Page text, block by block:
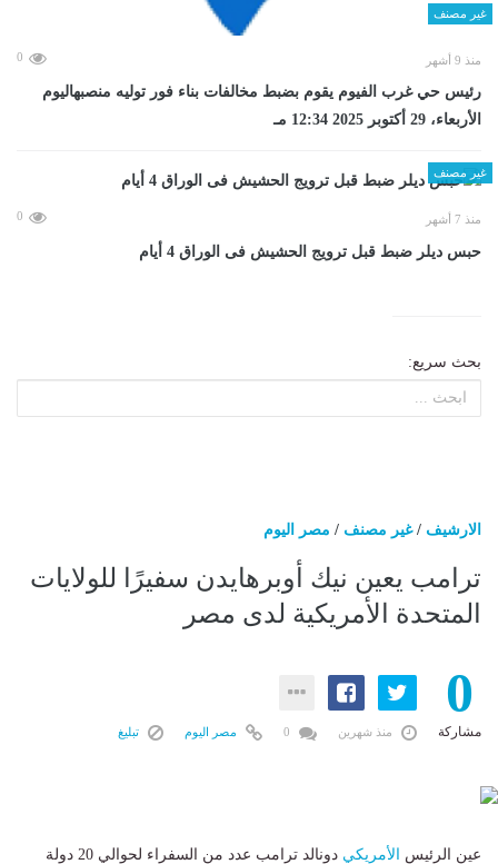
غير مصنف
منذ 9 أشهر 0
رئيس حي غرب الفيوم يقوم بضبط مخالفات بناء فور توليه منصبهاليوم
الأربعاء، 29 أكتوبر 2025 12:34 مـ
غير مصنف
منذ 7 أشهر 0
حبس ديلر ضبط قبل ترويج الحشيش فى الوراق 4 أيام
بحث سريع:
الارشيف /غير مصنف / مصر اليوم
ترامب يعين نيك أوبرهايدن سفيرًا للولايات
المتحدة الأمريكية لدى مصر
0
مشاركة منذ شهرين مصر اليوم تبليغ
عين الرئيس الأمريكي
دونالد ترامب عدد من السفراء لحوالي 20 دولة